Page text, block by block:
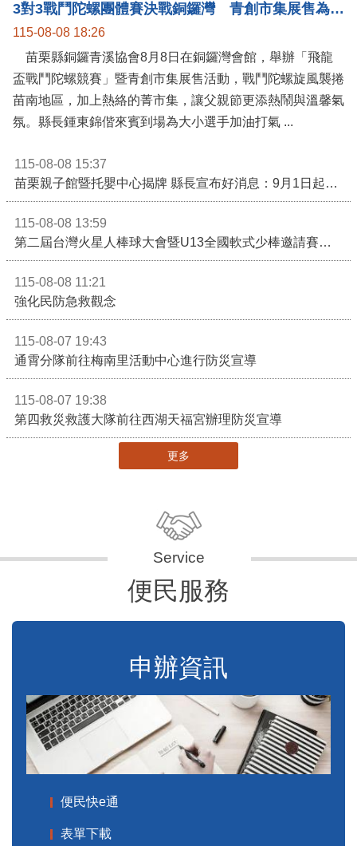
3對3戰鬥陀螺團體賽決戰銅鑼灣 青創市集展售為父親節增添繽紛
115-08-08 18:26
苗栗縣銅鑼青溪協會8月8日在銅鑼灣會館，舉辦「飛龍
盃戰鬥陀螺競賽」暨青創市集展售活動，戰鬥陀螺旋風襲捲
苗南地區，加上熱絡的菁市集，讓父親節更添熱鬧與溫馨氣
氛。縣長鍾東錦偕來賓到場為大小選手加油打氣 ...
115-08-08 15:37
苗栗親子館暨托嬰中心揭牌 縣長宣布好消息：9月1日起調降臨時托嬰費用
115-08-08 13:59
第二屆台灣火星人棒球大會暨U13全國軟式少棒邀請賽在苗栗舉辦
115-08-08 11:21
強化民防急救觀念
115-08-07 19:43
通霄分隊前往梅南里活動中心進行防災宣導
115-08-07 19:38
第四救災救護大隊前往西湖天福宮辦理防災宣導
更多
便民服務
申辦資訊
便民快e通
表單下載